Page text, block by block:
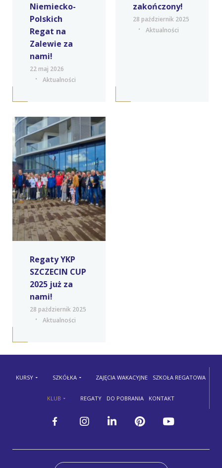
Niemiecko-
Polskich
Regat na
Zalewie za
nami!
22 maj 2026
Aktualności
zakończony!
28 październik 2025
Aktualności
Regaty YKP
SZCZECIN CUP
2025 już za
nami!
28 październik 2025
Aktualności
KURSY SZKÓŁKA ZAJĘCIA WAKACYJNE SZKOŁA REGATOWA
KLUB REGATY DO POBRANIA KONTAKT